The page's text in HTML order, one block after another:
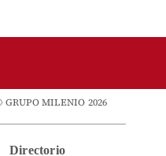
GRUPO MILENIO 2026
Directorio